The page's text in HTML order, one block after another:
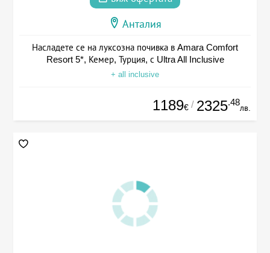
Анталия
Насладете се на луксозна почивка в Amara Comfort
Resort 5*, Кемер, Турция, с Ultra All Inclusive
+ all inclusive
1189€ / 2325.48
лв.